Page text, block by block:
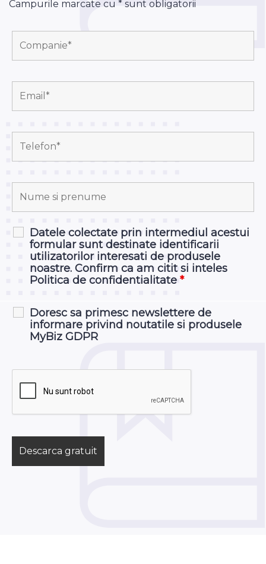
Campurile marcate cu * sunt obligatorii
Datele colectate prin intermediul acestui
formular sunt destinate identificarii
utilizatorilor interesati de produsele
noastre. Confirm ca am citit si inteles
Politica de confidentialitate *
Doresc sa primesc newslettere de
informare privind noutatile si produsele
MyBiz GDPR